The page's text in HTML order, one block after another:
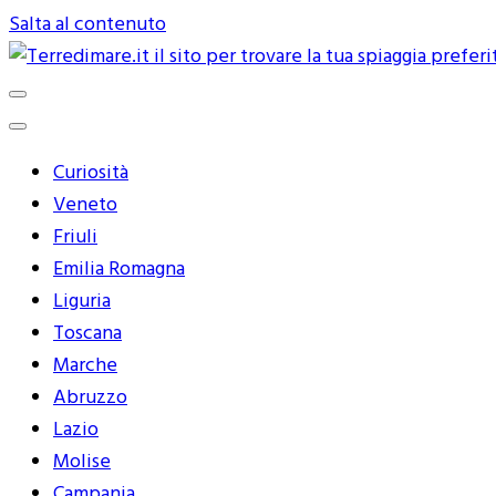
Salta al contenuto
Terredimare.it il sito per trovare
Curiosità
Veneto
Friuli
Emilia Romagna
Liguria
Toscana
Marche
Abruzzo
Lazio
Molise